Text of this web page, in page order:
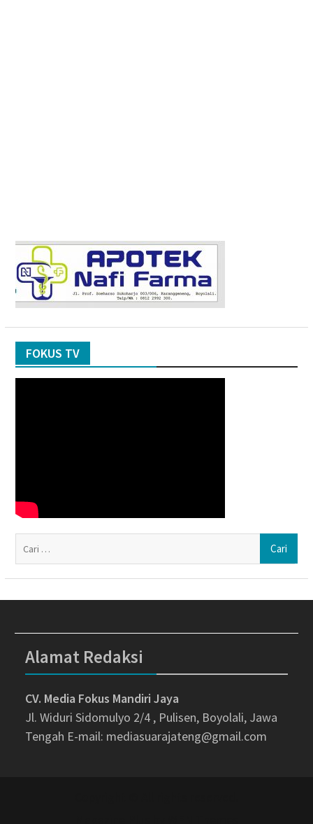
FOKUS TV
Alamat Redaksi
CV. Media Fokus Mandiri Jaya
Jl. Widuri Sidomulyo 2/4 , Pulisen, Boyolali, Jawa
Tengah E-mail: mediasuarajateng@gmail.com